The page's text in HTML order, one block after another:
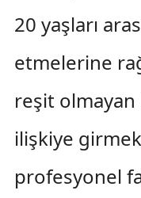
20 yaşları
etmelerine
reşit
ilişkiye
profesyonel